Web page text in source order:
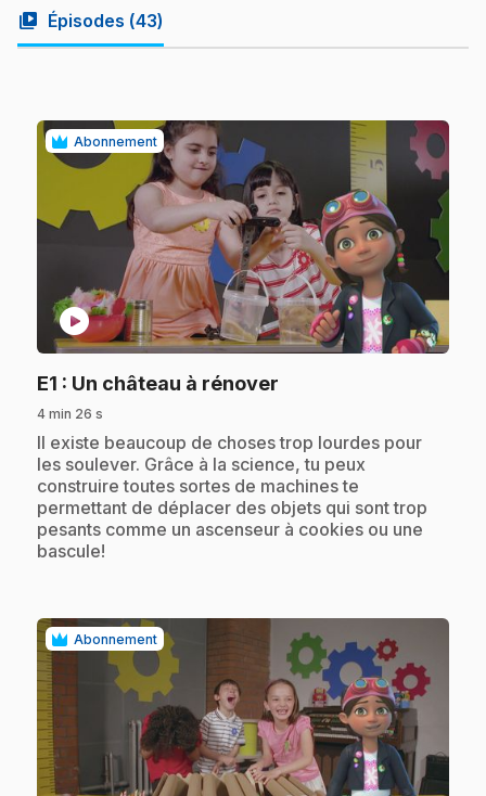
video_library Épisodes (43)
Abonnement
play_circle
E1 : Un château à rénover
4 min 26 s
.Il existe beaucoup de choses trop lourdes pour
les soulever. Grâce à la science, tu peux
construire toutes sortes de machines te
permettant de déplacer des objets qui sont trop
pesants comme un ascenseur à cookies ou une
bascule!
Abonnement